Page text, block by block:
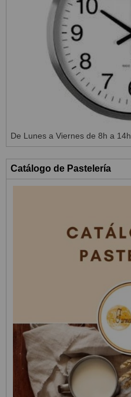
De Lunes a Viernes de 8h a 14h
Catálogo de Pastelería